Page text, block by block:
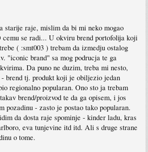
starije raje, mislim da bi mi neko mogao
se radi... U okviru brend portofolija koji
( :smt003 ) trebam da izmedju ostalog
"iconic brand" sa mog podrucja te ga
Da puno ne duzim, treba mi nesto,
brend tj. produkt koji je obiljezio jedan
regionalno popularan. Ono sto ja trebam
brend/proizvod te da ga opisem, i jos
pozadinu - zasto je postao tako popularan.
da dosta raje spominje - kinder ladu, kras
eva tunjevine itd itd. Ali s druge strane
o tome.